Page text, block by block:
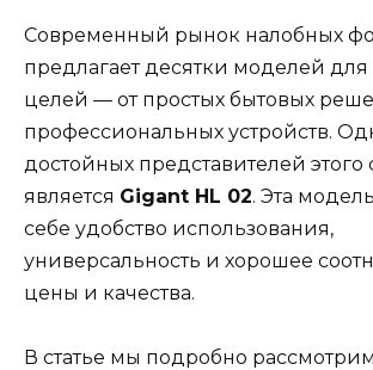
Современный рынок налобных
предлагает десятки моделей
целей — от простых бытовых
профессиональных устройств.
достойных представителей этого
является Gigant HL 02. Эта
себе удобство использования,
универсальность и хорошее
цены и качества.
В статье мы подробно